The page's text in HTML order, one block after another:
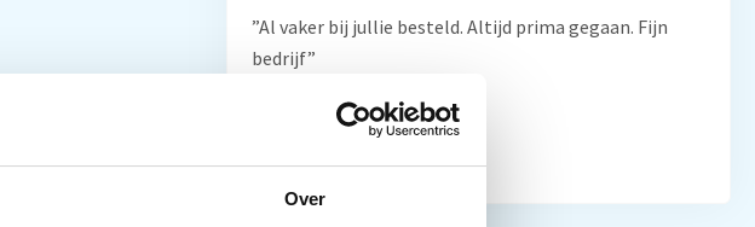
Over
”Al vaker bij jullie besteld. Altijd prima gegaan. Fijn
bedrijf”